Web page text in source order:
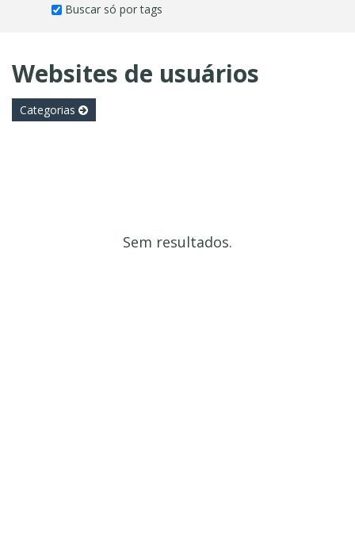
Buscar só por tags
Websites de usuários
Categorias
Sem resultados.